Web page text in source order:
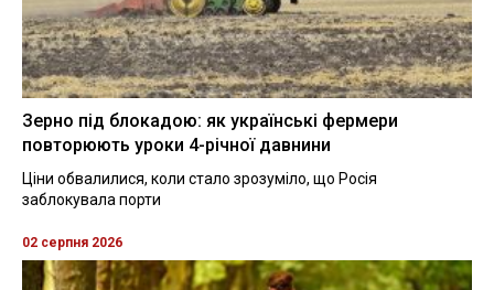
Зерно під блокадою: як українські фермери
повторюють уроки 4-річної давнини
Ціни обвалилися, коли стало зрозуміло, що Росія
заблокувала порти
02 серпня 2026